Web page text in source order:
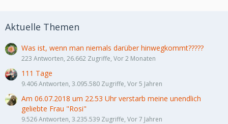
Aktuelle Themen
Was ist, wenn man niemals darüber hinwegkommt?????
223 Antworten, 26.662 Zugriffe, Vor 2 Monaten
111 Tage
9.406 Antworten, 3.095.580 Zugriffe, Vor 5 Jahren
Am 06.07.2018 um 22.53 Uhr verstarb meine unendlich
geliebte Frau "Rosi"
9.526 Antworten, 3.235.539 Zugriffe, Vor 7 Jahren